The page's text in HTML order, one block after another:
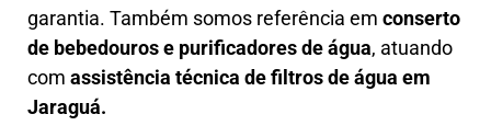
garantia. Também somos referência em conserto
de bebedouros e purificadores de água, atuando
com assistência técnica de filtros de água em
Jaraguá.